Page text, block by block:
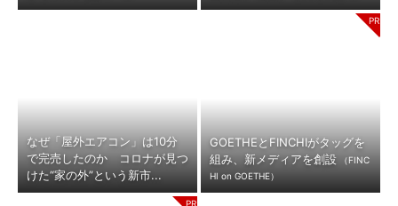
なぜ「屋外エアコン」は10分
で完売したのか コロナが見つ
けた“家の外”という新市...
GOETHEとFINCHIがタッグを
組み、新メディアを創設
（FINC
HI on GOETHE）